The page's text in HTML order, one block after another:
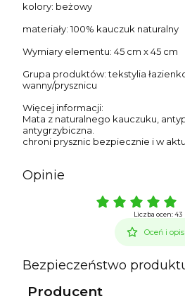
kolory: beżowy
materiały: 100% kauczuk naturalny
Wymiary elementu: 45 cm x 45 cm
Grupa produktów: tekstylia
wanny/prysznicu
Więcej informacji:
Mata z naturalnego kauczuku,
antygrzybiczna.
chroni prysznic bezpiecznie i w
Opinie
Liczba ocen: 43
Oceń i
Bezpieczeństwo
Producent